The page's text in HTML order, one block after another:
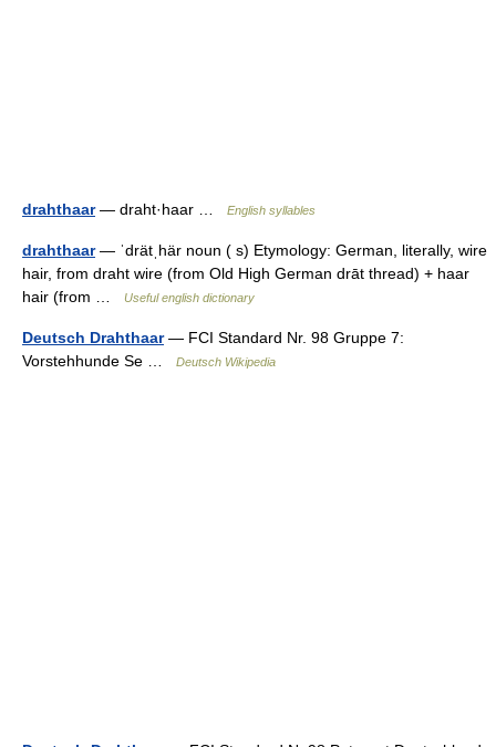
drahthaar— draht·haar … English syllables
drahthaar— ˈdrätˌhär noun ( s) Etymology: German, literally, wire
hair, from draht wire (from Old High German drāt thread) + haar
hair (from …
Useful english dictionary
Deutsch Drahthaar— FCI Standard Nr. 98 Gruppe 7:
Vorstehhunde Se …
Deutsch Wikipedia